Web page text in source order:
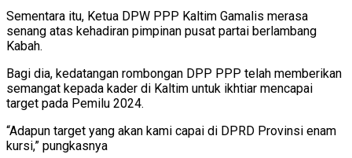
Sementara itu, Ketua DPW PPP Kaltim Gamalis merasa
senang atas kehadiran pimpinan pusat partai berlambang
Kabah.
Bagi dia, kedatangan rombongan DPP PPP telah memberikan
semangat kepada kader di Kaltim untuk ikhtiar mencapai
target pada Pemilu 2024.
“Adapun target yang akan kami capai di DPRD Provinsi enam
kursi,” pungkasnya